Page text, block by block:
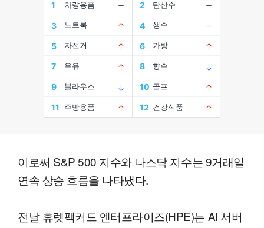
이로써 S&P 500 지수와 나스닥 지수는 9거래일
연속 상승 흐름을 나타냈다.
전날 휴렛팩커드 엔터프라이즈(HPE)는 AI 서버